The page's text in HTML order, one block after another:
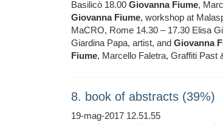
Basilicò 18.00 Giovanna Fiume,
Giovanna Fiume, workshop at
MaCRO, Rome 14.30 – 17.30 Elisa
Giardina Papa, artist, and Giovanna
Fiume, Marcello Faletra, Graffiti Past
8. book of abstracts (39%)
19-mag-2017 12.51.55